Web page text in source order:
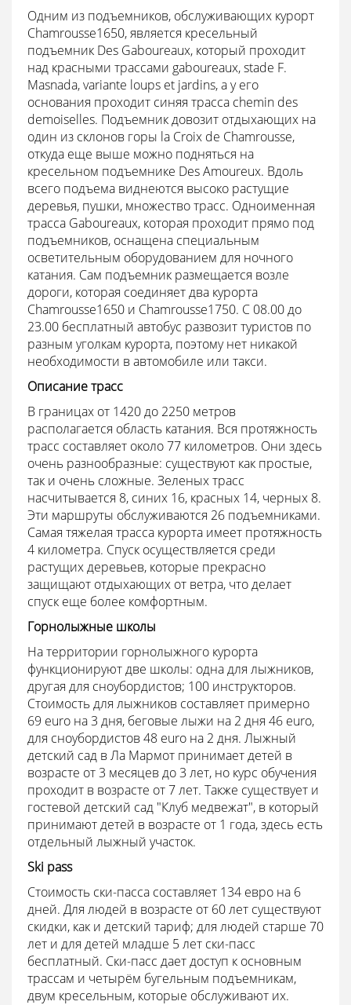
Одним из подъемников, обслуживающих курорт
Chamrousse1650, является кресельный
подъемник Des Gaboureaux, который проходит
над красными трассами gaboureaux, stade F.
Masnada, variante loups et jardins, а у его
основания проходит синяя трасса chemin des
demoiselles. Подъемник довозит отдыхающих на
один из склонов горы la Croix de Chamrousse,
откуда еще выше можно подняться на
кресельном подъемнике Des Amoureux. Вдоль
всего подъема виднеются высоко растущие
деревья, пушки, множество трасс. Одноименная
трасса Gaboureaux, которая проходит прямо под
подъемников, оснащена специальным
осветительным оборудованием для ночного
катания. Сам подъемник размещается возле
дороги, которая соединяет два курорта
Chamrousse1650 и Chamrousse1750. С 08.00 до
23.00 бесплатный автобус развозит туристов по
разным уголкам курорта, поэтому нет никакой
необходимости в автомобиле или такси.
Описание трасс
В границах от 1420 до 2250 метров
располагается область катания. Вся протяжность
трасс составляет около 77 километров. Они здесь
очень разнообразные: существуют как простые,
так и очень сложные. Зеленых трасс
насчитывается 8, синих 16, красных 14, черных 8.
Эти маршруты обслуживаются 26 подъемниками.
Самая тяжелая трасса курорта имеет протяжность
4 километра. Спуск осуществляется среди
растущих деревьев, которые прекрасно
защищают отдыхающих от ветра, что делает
спуск еще более комфортным.
Горнолыжные школы
На территории горнолыжного курорта
функционируют две школы: одна для лыжников,
другая для сноубордистов; 100 инструкторов.
Стоимость для лыжников составляет примерно
69 euro на 3 дня, беговые лыжи на 2 дня 46 euro,
для сноубордистов 48 euro на 2 дня. Лыжный
детский сад в Ла Мармот принимает детей в
возрасте от 3 месяцев до 3 лет, но курс обучения
проходит в возрасте от 7 лет. Также существует и
гостевой детский сад "Клуб медвежат", в который
принимают детей в возрасте от 1 года, здесь есть
отдельный лыжный участок.
Ski pass
Стоимость ски-пасса составляет 134 евро на 6
дней. Для людей в возрасте от 60 лет существуют
скидки, как и детский тариф; для людей старше 70
лет и для детей младше 5 лет ски-пасс
бесплатный. Ски-пасс дает доступ к основным
трассам и четырём бугельным подъемникам,
двум кресельным, которые обслуживают их.